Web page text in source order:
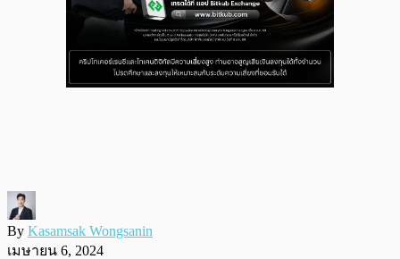
By Kasamsak Wongsanin
เมษายน 6, 2024